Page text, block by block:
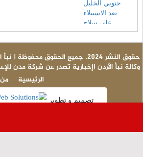
© حقوق النشر 2024، جميع الحقوق محفوظة | نبأ الأردن
وكالة نبأ الأردن اإخبارية تصدر عن شركة مدن
الرئيسية
تصميم و تطوير